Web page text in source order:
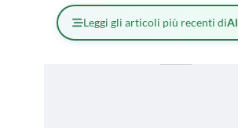
Leggi gli articoli più recenti di